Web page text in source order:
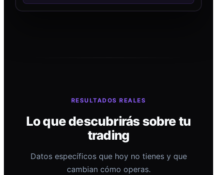
RESULTADOS REALES
Lo que descubrirás sobre tu
trading
Datos específicos que hoy no tienes y que
cambian cómo operas.